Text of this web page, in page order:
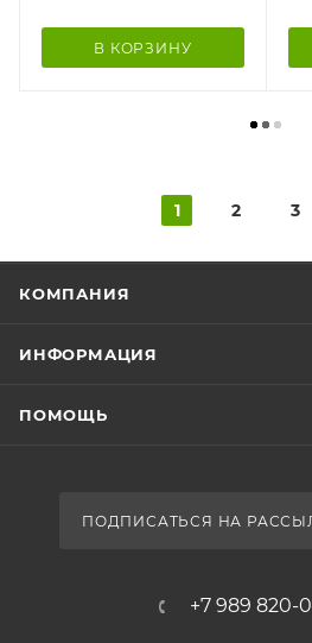
В КОРЗИНУ
1 2 3
КОМПАНИЯ
ИНФОРМАЦИЯ
ПОМОЩЬ
ПОДПИСАТЬСЯ НА
+7 989 820-